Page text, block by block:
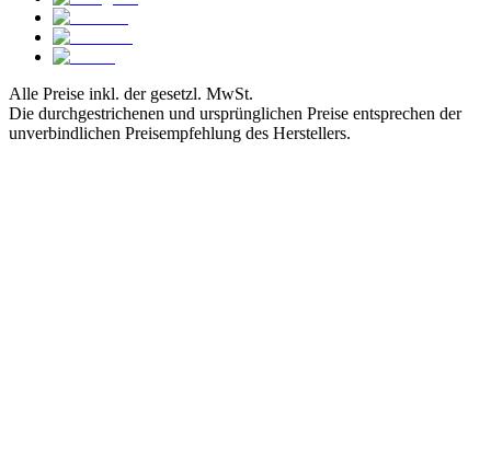
Alle Preise inkl. der gesetzl. MwSt.
Die durchgestrichenen und ursprünglichen Preise entsprechen der
unverbindlichen Preisempfehlung des Herstellers.